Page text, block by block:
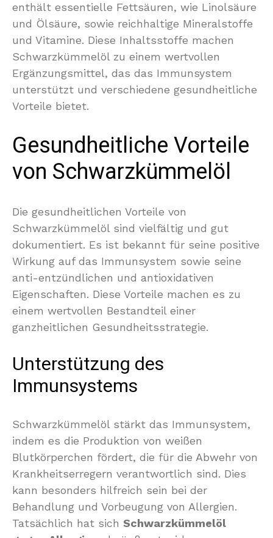
enthält essentielle Fettsäuren, wie Linolsäure
und Ölsäure, sowie reichhaltige Mineralstoffe
und Vitamine. Diese Inhaltsstoffe machen
Schwarzkümmelöl zu einem wertvollen
Ergänzungsmittel, das das Immunsystem
unterstützt und verschiedene gesundheitliche
Vorteile bietet.
Gesundheitliche Vorteile
von Schwarzkümmelöl
Die gesundheitlichen Vorteile von
Schwarzkümmelöl sind vielfältig und gut
dokumentiert. Es ist bekannt für seine positive
Wirkung auf das Immunsystem sowie seine
anti-entzündlichen und antioxidativen
Eigenschaften. Diese Vorteile machen es zu
einem wertvollen Bestandteil einer
ganzheitlichen Gesundheitsstrategie.
Unterstützung des
Immunsystems
Schwarzkümmelöl stärkt das Immunsystem,
indem es die Produktion von weißen
Blutkörperchen fördert, die für die Abwehr von
Krankheitserregern verantwortlich sind. Dies
kann besonders hilfreich sein bei der
Behandlung und Vorbeugung von Allergien.
Tatsächlich hat sich Schwarzkümmelöl